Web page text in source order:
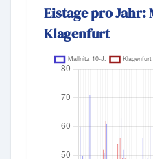
Eistage pro Jahr:
Klagenfurt